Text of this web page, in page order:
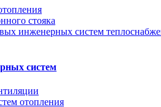
стояка
инженерных систем
систем
отопления